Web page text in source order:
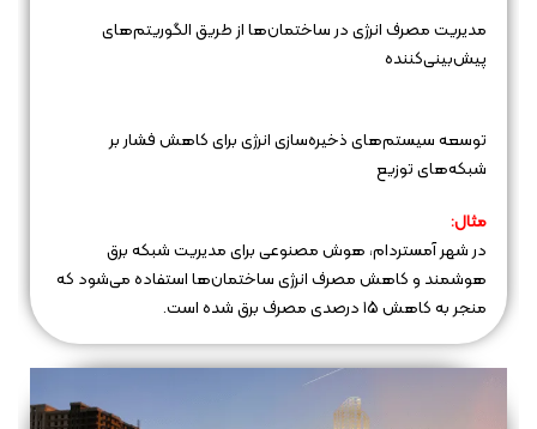
مدیریت مصرف انرژی در ساختمان‌ها از طریق الگوریتم‌های
پیش‌بینی‌کننده
توسعه سیستم‌های ذخیره‌سازی انرژی برای کاهش فشار بر
شبکه‌های توزیع
مثال:
در شهر آمستردام، هوش مصنوعی برای مدیریت شبکه برق
هوشمند و کاهش مصرف انرژی ساختمان‌ها استفاده می‌شود که
منجر به کاهش ۱۵ درصدی مصرف برق شده است.